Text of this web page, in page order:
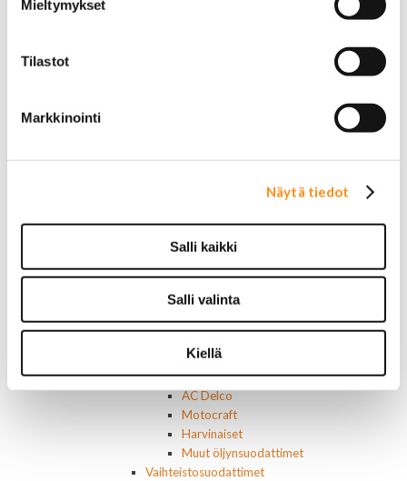
Mieltymykset
Tilastot
Markkinointi
Näytä tiedot
Salli kaikki
Salli valinta
Kiellä
Vapaatuulettimet ja viskokytkimet
Nivelet ja puslat
Alapallonivelet
Raidetangonpäät sisempi
Raidetangonpäät ulompi
Vakaajan linkit
Öljynsuodattimet
AC Delco
Motocraft
Harvinaiset
Muut öljynsuodattimet
Vaihteistosuodattimet